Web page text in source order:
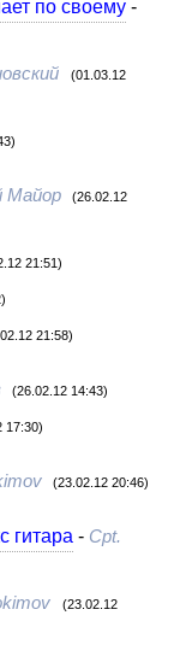
по своему-
(01.03.12
Майор (26.02.12
21:51)
21:58)
(26.02.12 14:43)
17:30)
(23.02.12 20:46)
гитара - Cpt.
(23.02.12